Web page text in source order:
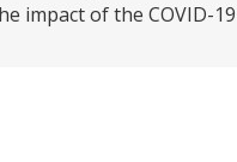
impact of the COVID-19